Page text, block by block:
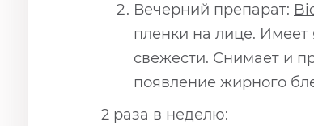
Вечерний препарат:
пленки на лице. Имеет
свежести. Снимает и
появление жирного
2 раза в неделю: